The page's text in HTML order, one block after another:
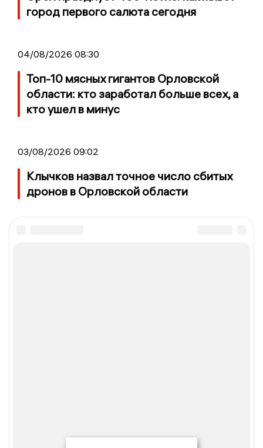
город первого салюта сегодня
04/08/2026 08:30
Топ-10 мясных гигантов Орловской
области: кто заработал больше всех, а
кто ушел в минус
03/08/2026 09:02
Клычков назвал точное число сбитых
дронов в Орловской области